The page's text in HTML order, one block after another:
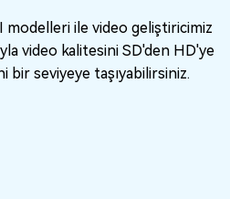
modelleri ile video geliştiricimiz
video kalitesini SD'den HD'ye
bir seviyeye taşıyabilirsiniz.